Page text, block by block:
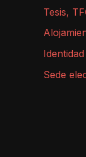
Tesis,
Sede